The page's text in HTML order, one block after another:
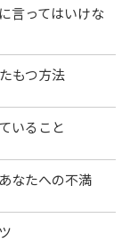
言ってはいけな
もつ方法
いること
なたへの不満